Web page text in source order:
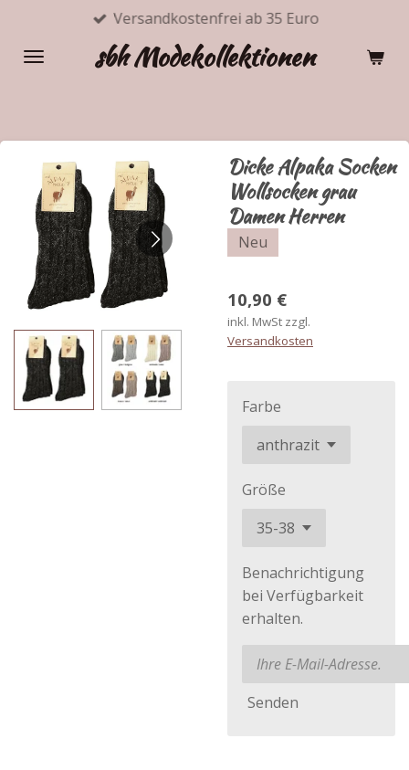
springen
sbh Modekollektionen
Versandkostenfrei ab 35 Euro
Dicke Alpaka Socken
Wollsocken grau
Damen Herren
Neu
10,90 €
inkl. MwSt zzgl.
Versandkosten
Farbe
Größe
Benachrichtigung
bei Verfügbarkeit
erhalten.
Senden